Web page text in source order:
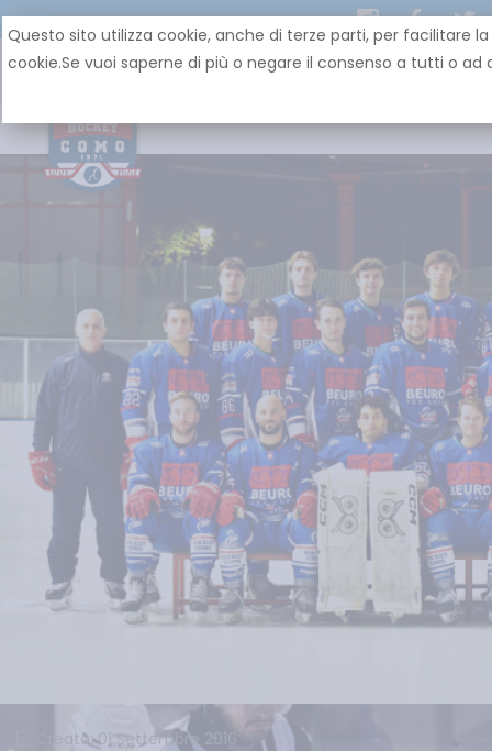
Creato: 01 Settembre 2016
Questo sito utilizza cookie, anche di terze parti, per facilitare
cookie.Se vuoi saperne di più o negare il consenso a tutti o ad